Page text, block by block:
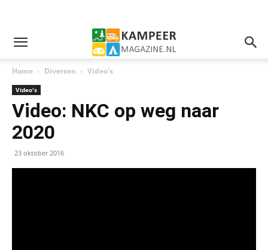
Home Diversen Video's
Video's
Video: NKC op weg naar
2020
23 oktober 2016